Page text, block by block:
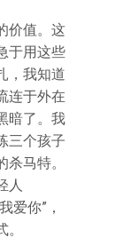
价值。这
于用这些
，我知道
连于外在
暗了。我
三个孩子
马特。
人
爱你”，